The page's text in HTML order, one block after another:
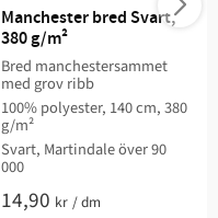
Manchester bred Svart,
380 g/m²
Bred manchestersammet
med grov ribb
100% polyester, 140 cm, 380
g/m²
Svart, Martindale över 90
000
14,90 kr /dm